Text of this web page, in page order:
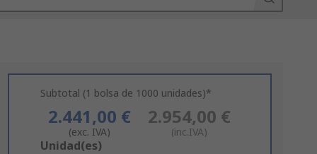
Subtotal (1 bolsa de 1000 unidades)*
2.441,00 €
(exc. IVA)
2.954,00 €
(inc.IVA)
Add
Unidad(es)